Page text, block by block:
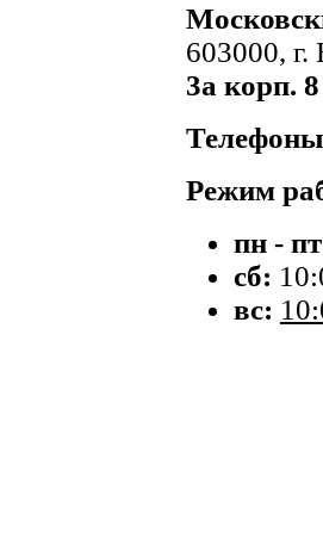
603000,
3а корп. 8
Режим
пн -
сб:
вс: